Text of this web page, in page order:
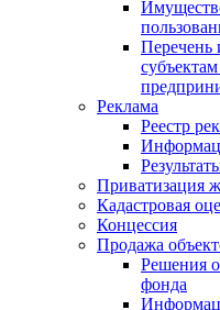
Перечень
Реклама
Реестр
Приватизация
Кадастровая
Концессия
Продажа
Решения
фонда